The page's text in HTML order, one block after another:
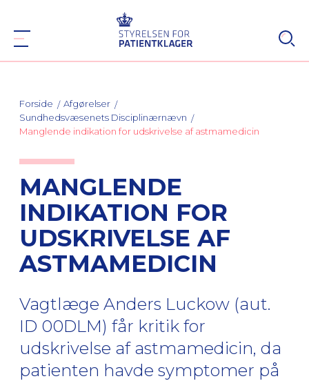
Forside
Afgørelser
Sundhedsvæsenets Disciplinærnævn
Manglende indikation for udskrivelse af astmamedicin
MANGLENDE
INDIKATION FOR
UDSKRIVELSE AF
ASTMAMEDICIN
Vagtlæge Anders Luckow (aut.
ID 00DLM) får kritik for
udskrivelse af astmamedicin, da
patienten havde symptomer på